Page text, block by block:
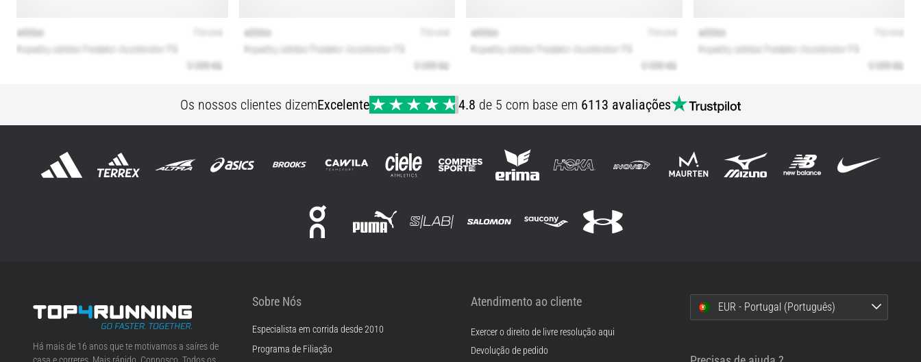
Os nossos clientes dizemExcelente 4.8 de 5 com base em 6113 avaliações
Top4Running.pt
Há mais de 16 anos que te motivamos a saíres de
Sobre Nós
Especialista em corrida desde 2010
Programa de Filiação
Atendimento ao cliente
Exercer o direito de livre resolução aqui
Devolução de pedido
EUR - Portugal (Português)